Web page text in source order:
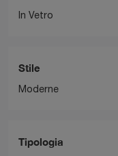
In Vetro
Stile
Moderne
Tipologia